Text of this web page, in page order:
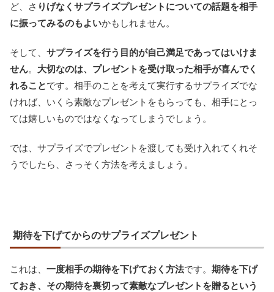
ど、さ りげなくサプライズプレゼントについての話題を相手
に振ってみるのもよいかもしれません。
そして、 サプライズを行う目的が自己満足であってはいけま
せん。 大切なのは、プレゼントを受け取った相手が喜んでく
れることです。相手のことを考えて実行するサプライズでな
ければ、いくら素敵なプレゼントをもらっても、相手にとっ
ては嬉しいものではなくなってしまうでしょう。
では、サプライズでプレゼントを渡しても受け入れてくれそ
うでしたら、さっそく方法を考えましょう。
期待を下げてからのサプライズプレゼント
これは、 一度相手の期待を下げておく方法です。 期待を下げ
ておき、その期待を裏切って素敵なプレゼントを贈るという